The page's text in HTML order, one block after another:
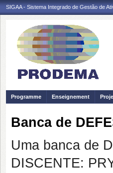
SIGAA - Sistema Integrado de Gestão de
Programme
Enseignement
Banca de
Uma banca de
DISCENTE: